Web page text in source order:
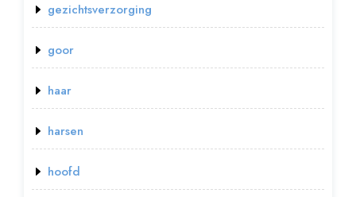
gezichtsverzorging
goor
haar
harsen
hoofd